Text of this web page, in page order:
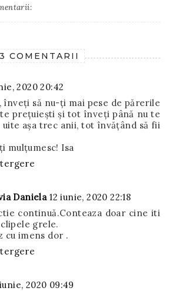
COMENTARII
2020 20:42
înveți să nu-ți mai pese de părerile
prețuiești și tot înveți până nu te
uite așa trec anii, tot învățând să fii
mulțumesc! Isa
Daniela 12 iunie, 2020 22:18
continuă.Conteaza doar cine iti
grele.
cu imens dor .
2020 09:49